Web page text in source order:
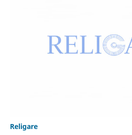
Religare